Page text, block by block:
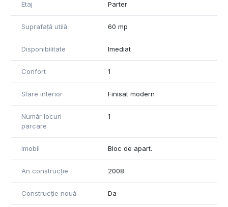
Etaj Parter
Suprafață utilă 60 mp
Disponibilitate Imediat
Confort 1
Stare interior Finisat modern
Număr locuri
parcare
1
Imobil Bloc de apart.
An construcție 2008
Construcție nouă Da